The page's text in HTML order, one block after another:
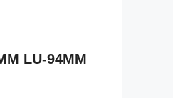
LU-94MM